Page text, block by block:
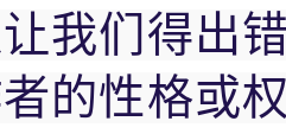
我们得出
的性格或